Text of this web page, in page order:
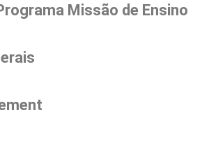
Missão de Ensino